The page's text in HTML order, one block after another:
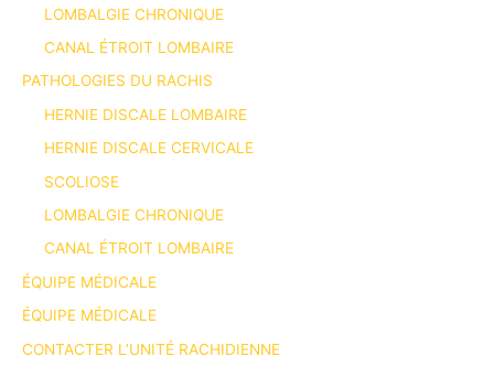
LOMBALGIE CHRONIQUE
CANAL ÉTROIT LOMBAIRE
PATHOLOGIES DU RACHIS
HERNIE DISCALE LOMBAIRE
HERNIE DISCALE CERVICALE
SCOLIOSE
LOMBALGIE CHRONIQUE
CANAL ÉTROIT LOMBAIRE
ÉQUIPE MÉDICALE
ÉQUIPE MÉDICALE
CONTACTER L’UNITÉ RACHIDIENNE